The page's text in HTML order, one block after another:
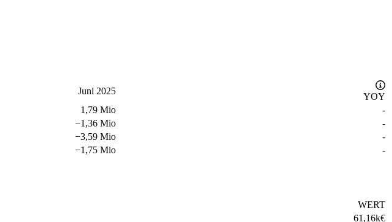
Juni 2025
YOY
1,79 Mio
-
−1,36 Mio
-
−3,59 Mio
-
−1,75 Mio -
WERT
61,16k€